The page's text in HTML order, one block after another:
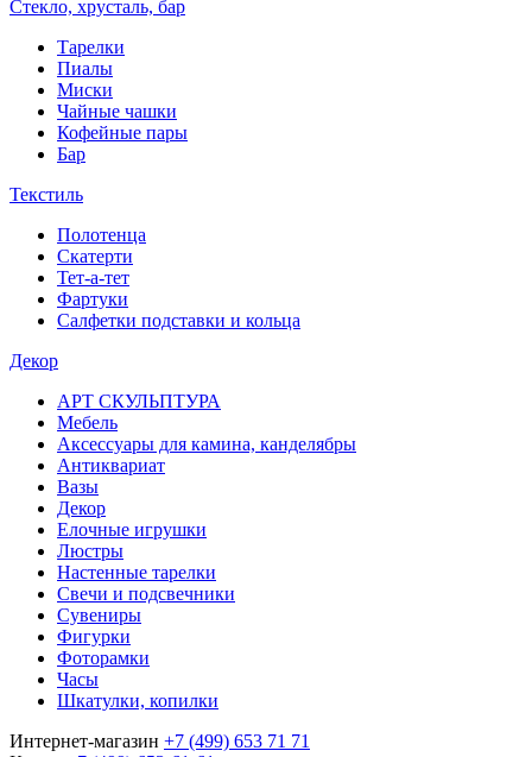
Стекло, хрусталь, бар
Тарелки
Пиалы
Миски
Чайные чашки
Кофейные пары
Бар
Текстиль
Полотенца
Скатерти
Тет-а-тет
Фартуки
Салфетки подставки и кольца
Декор
АРТ СКУЛЬПТУРА
Мебель
Аксессуары для камина, канделябры
Антиквариат
Вазы
Декор
Елочные игрушки
Люстры
Настенные тарелки
Свечи и подсвечники
Сувениры
Фигурки
Фоторамки
Часы
Шкатулки, копилки
Интернет-магазин +7 (499) 653 71 71